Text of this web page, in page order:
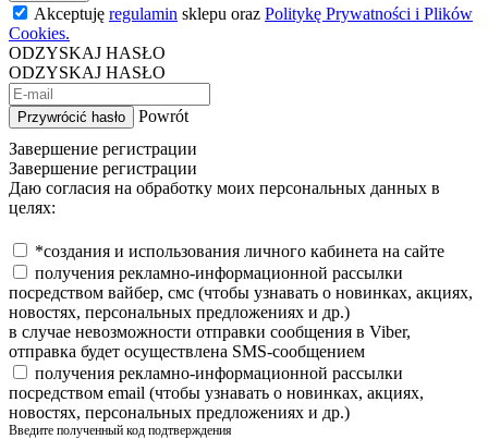
Akceptuję regulamin sklepu oraz Politykę Prywatności i Plików
Cookies.
ODZYSKAJ HASŁO
ODZYSKAJ HASŁO
Przywrócić hasło
Powrót
Завершение регистрации
Завершение регистрации
Даю согласия на обработку моих персональных данных в
целях:
*создания и использования личного кабинета на сайте
получения рекламно-информационной рассылки
посредством вайбер, смс (чтобы узнавать о новинках, акциях,
новостях, персональных предложениях и др.)
в случае невозможности отправки сообщения в Viber,
отправка будет осуществлена SMS-сообщением
получения рекламно-информационной рассылки
посредством email (чтобы узнавать о новинках, акциях,
новостях, персональных предложениях и др.)
Введите полученный код подтверждения